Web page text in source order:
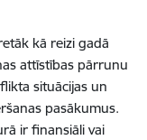
kā reizi gadā
attīstības pārrunu
situācijas un
pasākumus.
ir finansiāli vai